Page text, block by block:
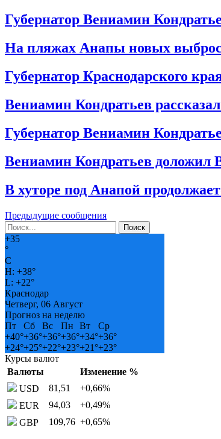
Губернатор Вениамин
На пляжах Анапы новых
Губернатор Краснодарского
Вениамин Кондратьев
Губернатор Вениамин
Вениамин Кондратьев доложил
В хуторе под Анапой
Предыдущие сообщения
+35
°
C
H: +38°
L: +22°
Краснодар
Четверг, 06 Август
Прогноз на неделю
Пт
Сб Вс Пн Вт
Ср
+40°+36°+36°+36°+34°+36°
+24°+25°+22°+23°+21°+23°
Курсы валют
Валюты
Изменение %
USD
81,51 +0,66%
EUR
94,03 +0,49%
GBP
109,76 +0,65%